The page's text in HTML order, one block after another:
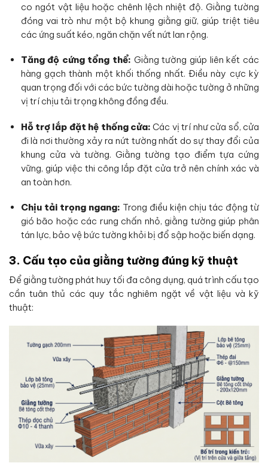
co ngót vật liệu hoặc chênh lệch nhiệt độ. Giằng tường
đóng vai trò như một bộ khung giằng giữ, giúp triệt tiêu
các ứng suất kéo, ngăn chặn vết nứt lan rộng.
Tăng độ cứng tổng thể: Giằng tường giúp liên kết các
hàng gạch thành một khối thống nhất. Điều này cực kỳ
quan trọng đối với các bức tường dài hoặc tường ở những
vị trí chịu tải trọng không đồng đều.
Hỗ trợ lắp đặt hệ thống cửa: Các vị trí như cửa sổ, cửa
đi là nơi thường xảy ra nứt tường nhất do sự thay đổi của
khung cửa và tường. Giằng tường tạo điểm tựa cứng
vững, giúp việc thi công lắp đặt cửa trở nên chính xác và
an toàn hơn.
Chịu tải trọng ngang: Trong điều kiện chịu tác động từ
gió bão hoặc các rung chấn nhỏ, giằng tường giúp phân
tán lực, bảo vệ bức tường khỏi bị đổ sập hoặc biến dạng.
3. Cấu tạo của giằng tường đúng kỹ thuật
Để giằng tường phát huy tối đa công dụng, quá trình cấu tạo
cần tuân thủ các quy tắc nghiêm ngặt về vật liệu và kỹ
thuật: